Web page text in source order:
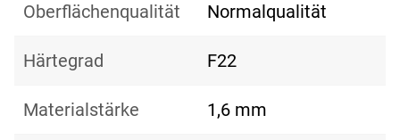
Oberflächenqualität Normalqualität
Härtegrad F22
Materialstärke 1,6 mm